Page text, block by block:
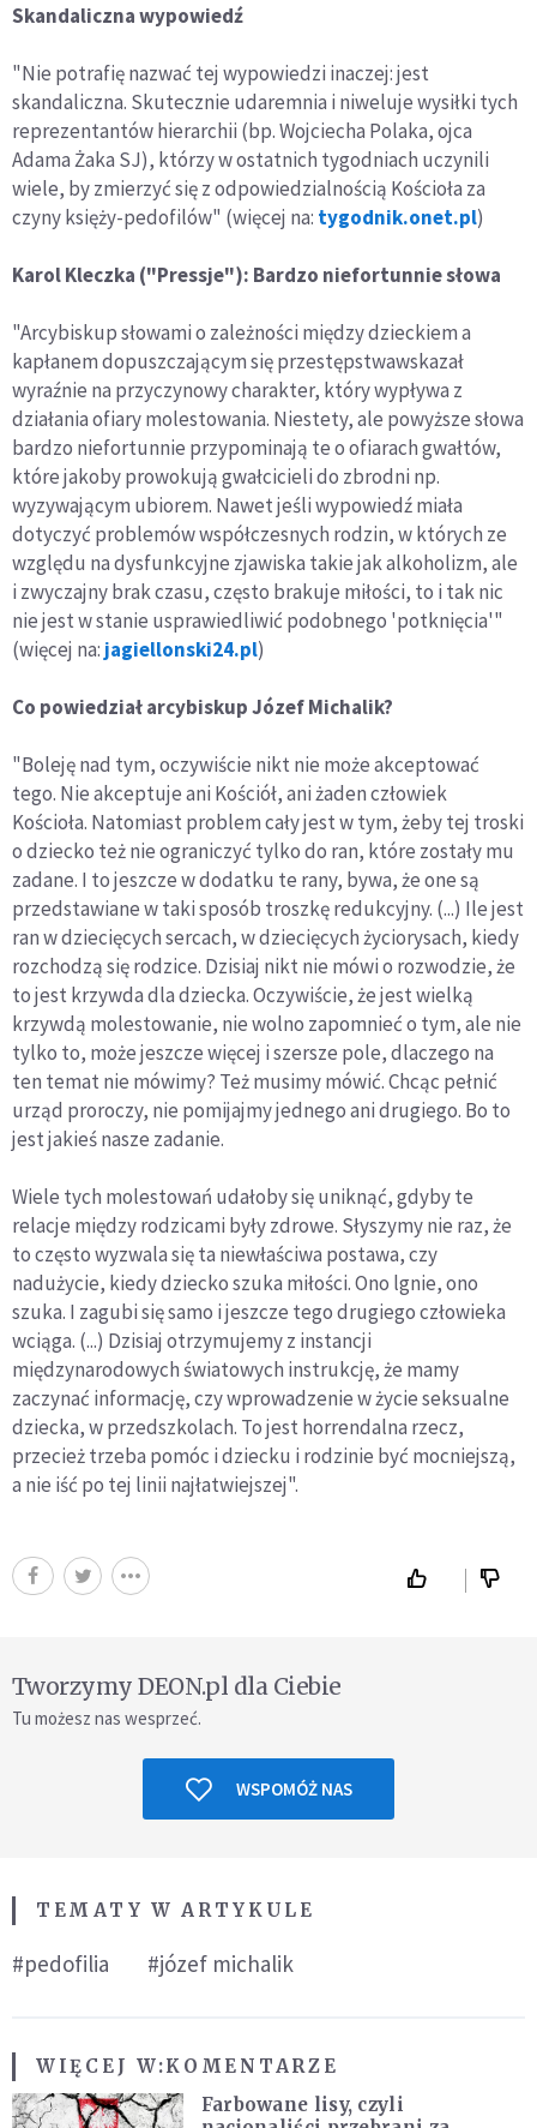
Skandaliczna wypowiedź
"Nie potrafię nazwać tej wypowiedzi inaczej: jest
skandaliczna. Skutecznie udaremnia i niweluje wysiłki tych
reprezentantów hierarchii (bp. Wojciecha Polaka, ojca
Adama Żaka SJ), którzy w ostatnich tygodniach uczynili
wiele, by zmierzyć się z odpowiedzialnością Kościoła za
czyny księży-pedofilów" (więcej na: tygodnik.onet.pl)
Karol Kleczka ("Pressje"): Bardzo niefortunnie słowa
"Arcybiskup słowami o zależności między dzieckiem a
kapłanem dopuszczającym się przestępstwawskazał
wyraźnie na przyczynowy charakter, który wypływa z
działania ofiary molestowania. Niestety, ale powyższe słowa
bardzo niefortunnie przypominają te o ofiarach gwałtów,
które jakoby prowokują gwałcicieli do zbrodni np.
wyzywającym ubiorem. Nawet jeśli wypowiedź miała
dotyczyć problemów współczesnych rodzin, w których ze
względu na dysfunkcyjne zjawiska takie jak alkoholizm, ale
i zwyczajny brak czasu, często brakuje miłości, to i tak nic
nie jest w stanie usprawiedliwić podobnego 'potknięcia'"
(więcej na: jagiellonski24.pl)
Co powiedziałarcybiskup Józef Michalik?
"Boleję nad tym, oczywiście nikt nie może akceptować
tego. Nie akceptuje ani Kościół, ani żaden człowiek
Kościoła. Natomiast problem cały jest w tym, żeby tej troski
o dziecko też nie ograniczyć tylko do ran, które zostały mu
zadane. I to jeszcze w dodatku te rany, bywa, że one są
przedstawiane w taki sposób troszkę redukcyjny. (...) Ile jest
ran w dziecięcych sercach, w dziecięcych życiorysach, kiedy
rozchodzą się rodzice. Dzisiaj nikt nie mówi o rozwodzie, że
to jest krzywda dla dziecka. Oczywiście, że jest wielką
krzywdą molestowanie, nie wolno zapomnieć o tym, ale nie
tylko to, może jeszcze więcej i szersze pole, dlaczego na
ten temat nie mówimy? Też musimy mówić. Chcąc pełnić
urząd proroczy, nie pomijajmy jednego ani drugiego. Bo to
jest jakieś nasze zadanie.
Wiele tych molestowań udałoby się uniknąć, gdyby te
relacje między rodzicami były zdrowe. Słyszymy nie raz, że
to często wyzwala się ta niewłaściwa postawa, czy
nadużycie, kiedy dziecko szuka miłości. Ono lgnie, ono
szuka. I zagubi się samo i jeszcze tego drugiego człowieka
wciąga. (...) Dzisiaj otrzymujemy z instancji
międzynarodowych światowych instrukcję, że mamy
zaczynać informację, czy wprowadzenie w życie seksualne
dziecka, w przedszkolach. To jest horrendalna rzecz,
przecież trzeba pomóc i dziecku i rodzinie być mocniejszą,
a nie iść po tej linii najłatwiejszej".
Tworzymy DEON.pl dla Ciebie
Tu możesz nas wesprzeć.
WSPOMÓŻ NAS
TEMATY W ARTYKULE
#pedofilia #józef michalik
WIĘCEJ W:KOMENTARZE
Farbowane lisy, czyli